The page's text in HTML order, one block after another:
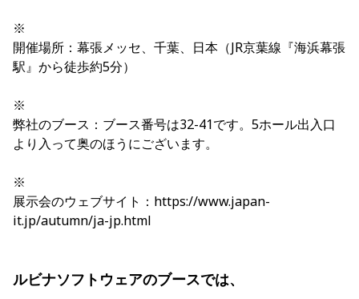
※
開催場所：幕張メッセ、千葉、日本（JR京葉線『海浜幕張
駅』から徒歩約5分）
※
弊社のブース：ブース番号は32-41です。5ホール出入口
より入って奥のほうにございます。
※
展示会のウェブサイト：https://www.japan-
it.jp/autumn/ja-jp.html
ルビナソフトウェアのブースでは、